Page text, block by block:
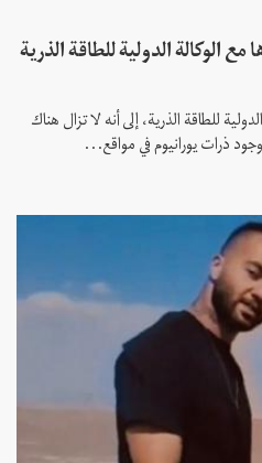
الوكالة الدولية للطاقة الذرية
للطاقة الذرية، إلى أنه لا تزال هناك
ذرات يورانيوم في مواقع...